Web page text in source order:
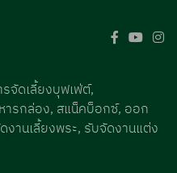
จัดเลี้ยงบุฟเฟ่ต์,
ารกล่อง, สแน็คบ็อกซ์, ออก
งานเลี้ยงพระ, รับจัดงานแต่ง